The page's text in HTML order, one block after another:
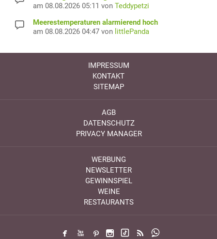
am 08.08.2026 05:11 von Teddypetzi
Meerestemperaturen alarmierend hoch
am 08.08.2026 04:47 von littlePanda
IMPRESSUM
KONTAKT
SITEMAP
AGB
DATENSCHUTZ
PRIVACY MANAGER
WERBUNG
NEWSLETTER
GEWINNSPIEL
WEINE
RESTAURANTS